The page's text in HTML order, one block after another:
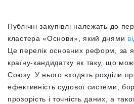
Публічні закупівлі належать до
кластера «Основи», який днями
Це перелік основних реформ, за
країну-кандидатку як таку, що
Союзу. У нього входять розділи
ефективність судової системи,
прозорість і точність даних, а